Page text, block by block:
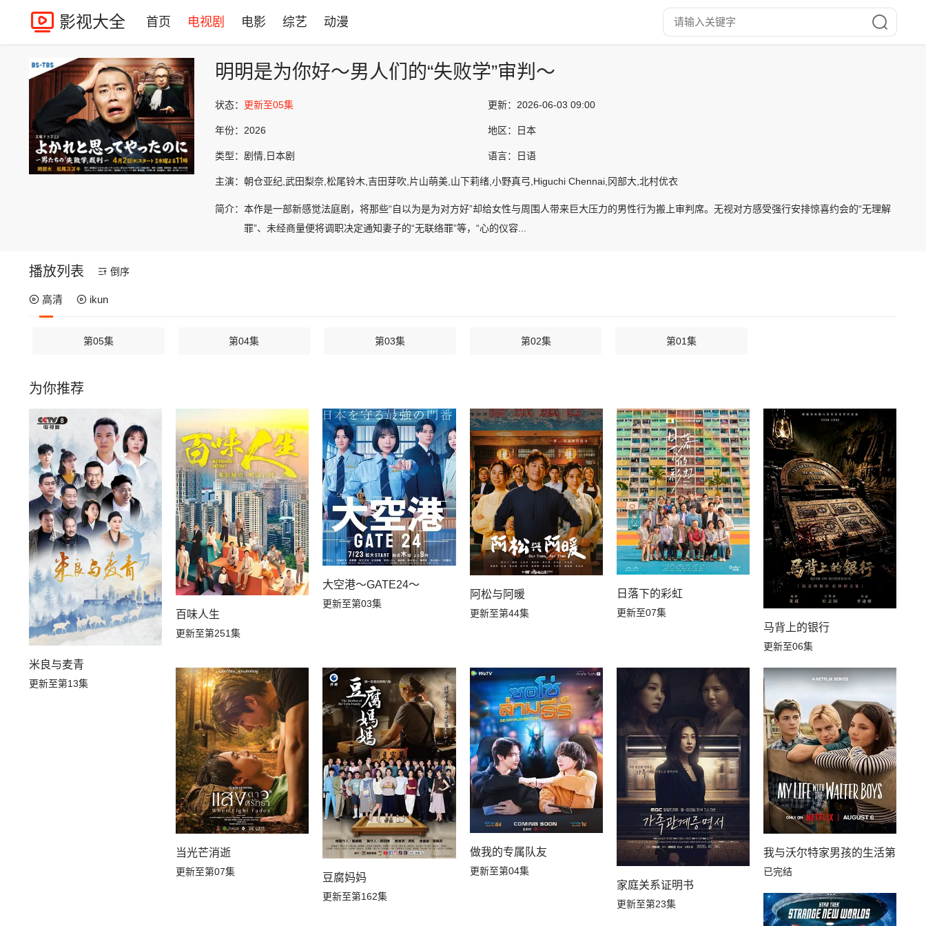
影视大全 首页 电视剧 电影 综艺 动漫
明明是为你好～男人们的“失败学”审判～
状态： 更新至05集 更新： 2026-06-03 09:00
年份： 2026 地区： 日本
类型： 剧情,日本剧 语言： 日语
主演： 朝仓亚纪,武田梨奈,松尾铃木,吉田芽吹,片山萌美,山下莉绪,小野真弓,Higuchi Chennai,冈部大,北村优衣
简介： 本作是一部新感觉法庭剧，将那些“自以为是为对方好”却给女性与周围人带来巨大压力的男性行为搬上审判席。无视对方感受强行安排惊喜约会的“无理解
罪”、未经商量便将调职决定通知妻子的“无联络罪”等，“心的仪容...
播放列表 倒序
高清 ikun
第05集 第04集 第03集 第02集 第01集
为你推荐
米良与麦青
更新至第13集
百味人生
更新至第251集
大空港～GATE24～
更新至第03集
阿松与阿暖
更新至第44集
日落下的彩虹
更新至07集
马背上的银行
更新至06集
当光芒消逝
更新至第07集 豆腐妈妈
更新至第162集
做我的专属队友
更新至第04集
家庭关系证明书
更新至第23集
我与沃尔特家男孩的生活第三季
已完结